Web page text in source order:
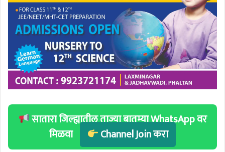
सातारा जिल्ह्यातील ताज्या बातम्या WhatsApp वर
मिळवा
Channel Join करा